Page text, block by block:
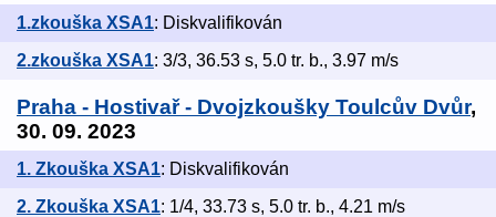
1.zkouška XSA1: Diskvalifikován
2.zkouška XSA1: 3/3, 36.53 s, 5.0 tr. b., 3.97 m/s
Praha - Hostivař - Dvojzkoušky Toulcův Dvůr,
30. 09. 2023
1. Zkouška XSA1: Diskvalifikován
2. Zkouška XSA1: 1/4, 33.73 s, 5.0 tr. b., 4.21 m/s